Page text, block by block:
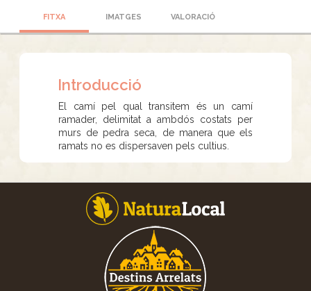
FITXA IMATGES VALORACIÓ
Introducció
El camí pel qual transitem és un camí
ramader, delimitat a ambdós costats per
murs de pedra seca, de manera que els
ramats no es dispersaven pels cultius.